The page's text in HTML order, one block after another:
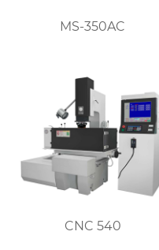
MS-350AC
CNC 540